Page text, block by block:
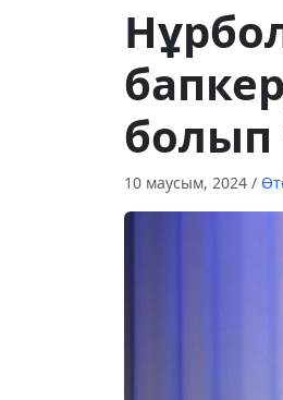
болып
10 маусым, 2024 /